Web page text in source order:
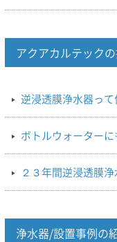
アクアカルテック
逆浸透膜浄水器って
ボトルウォーター
２３年間逆浸透膜
浄水器/設置事例の